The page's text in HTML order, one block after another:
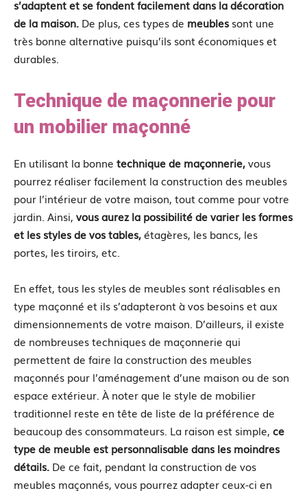
s’adaptent et se fondent facilement dans la décoration
de la maison. De plus, ces types de meubles sont une
très bonne alternative puisqu’ils sont économiques et
durables.
Technique de maçonnerie pour
un mobilier maçonné
En utilisant la bonne technique de maçonnerie,vous
pourrez réaliser facilement la construction des meubles
pour l’intérieur de votre maison, tout comme pour votre
jardin. Ainsi, vous aurez la possibilité de varier les formes
et les styles de vos tables,étagères, les bancs, les
portes, les tiroirs, etc.
En effet, tous les styles de meubles sont réalisables en
type maçonné et ils s’adapteront à vos besoins et aux
dimensionnements de votre maison. D’ailleurs, il existe
de nombreuses techniques de maçonnerie qui
permettent de faire la construction des meubles
maçonnés pour l’aménagement d’une maison ou de son
espace extérieur. À noter que le style de mobilier
traditionnel reste en tête de liste de la préférence de
beaucoup des consommateurs. La raison est simple, ce
type de meuble est personnalisable dans les moindres
détails. De ce fait, pendant la construction de vos
meubles maçonnés, vous pourrez adapter ceux-ci en